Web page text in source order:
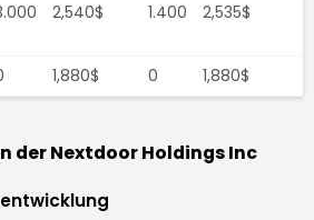
2,540$ 1.400 2,535$
1,880$ 0 1,880$
der Nextdoor Holdings Inc